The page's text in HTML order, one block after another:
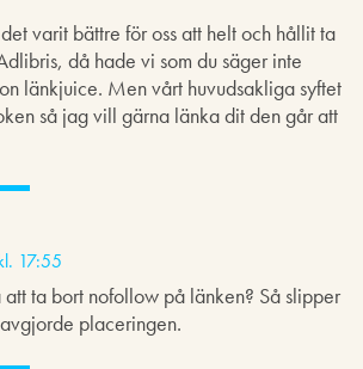
varit bättre för oss att helt och hållit ta
då hade vi som du säger inte
länkjuice. Men vårt huvudsakliga syftet
så jag vill gärna länka dit den går att
17:55
att ta bort nofollow på länken? Så slipper
placeringen.